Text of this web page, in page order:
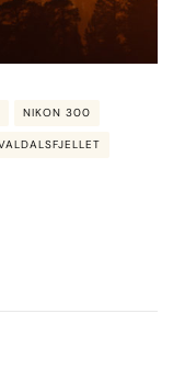
NIKON 300